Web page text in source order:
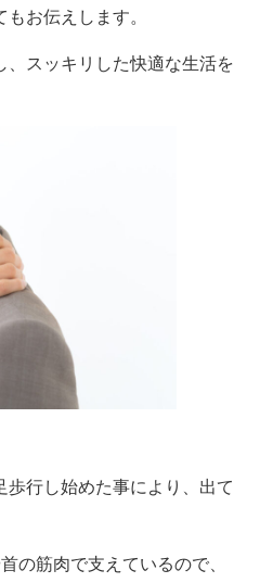
お伝えします。
、スッキリした快適な生活を
歩行し始めた事により、出て
の筋肉で支えているので、